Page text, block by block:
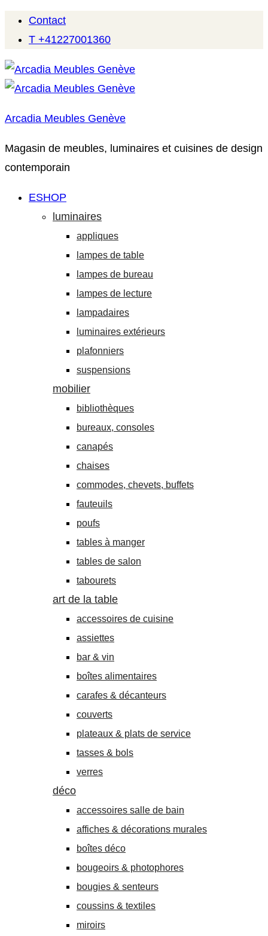
Contact
T +41227001360
Arcadia Meubles Genève
Magasin de meubles, luminaires et cuisines de design
contemporain
ESHOP
luminaires
appliques
lampes de table
lampes de bureau
lampes de lecture
lampadaires
luminaires extérieurs
plafonniers
suspensions
mobilier
bibliothèques
bureaux, consoles
canapés
chaises
commodes, chevets, buffets
fauteuils
poufs
tables à manger
tables de salon
tabourets
art de la table
accessoires de cuisine
assiettes
bar & vin
boîtes alimentaires
carafes & décanteurs
couverts
plateaux & plats de service
tasses & bols
verres
déco
accessoires salle de bain
affiches & décorations murales
boîtes déco
bougeoirs & photophores
bougies & senteurs
coussins & textiles
miroirs